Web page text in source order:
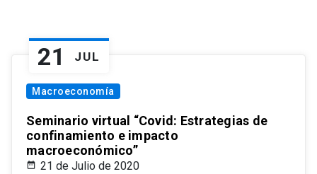
21 JUL
Macroeconomía
Seminario virtual “Covid: Estrategias de
confinamiento e impacto
macroeconómico”
21 de Julio de 2020